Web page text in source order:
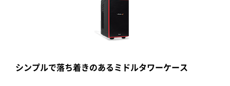
シンプルで落ち着きのあるミドルタワーケース